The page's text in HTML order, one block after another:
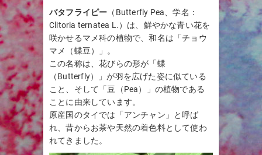
バタフライピー （Butterfly Pea、学名：
Clitoria ternatea L.）は、鮮やかな青い花を
咲かせるマメ科の植物で、和名は「チョウ
マメ（蝶豆）」。
この名称は、花びらの形が「蝶
（Butterfly）」が羽を広げた姿に似ている
こと、そして「豆（Pea）」の植物である
ことに由来しています。
原産国のタイでは「アンチャン」と呼ば
れ、昔からお茶や天然の着色料として使わ
れてきました。